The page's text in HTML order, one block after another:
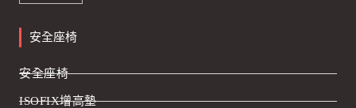
安全座椅
安全座椅
ISOFIX增高墊